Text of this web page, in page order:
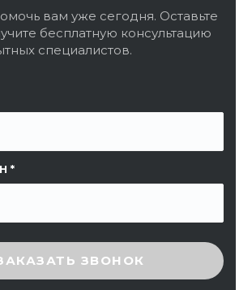
вам уже сегодня. Оставьте
бесплатную консультацию
специалистов.
КОД
ЗВОНОК